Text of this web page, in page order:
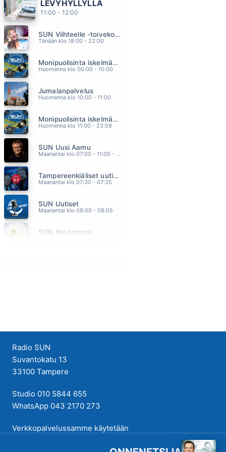
AALLONMURTAJA
MUSTIKKAMAA
MARJANPOIMIJA
LEVYHYLLYLLÄ
11:00 - 12:00
SUN Viihteelle -toivekonsertti
Tänään klo 18:00 - 22:00
Monipuolisinta iskelmää ja parasta poppia
Huomenna klo 00:00 - 10:00
Jumalanpalvelus
Huomenna klo 10:00 - 11:00
Monipuolisinta iskelmää ja parasta poppia
Huomenna klo 11:00 - 23:59
SUN Uusi Aamu
Maanantai klo 07:00 - 11:00 - Studiossa: Kimmo Hoivassilta
Tampereenkiäliset uutiset
Maanantai klo 07:30 - 07:35
SUN Uutiset
Maanantai klo 08:00 - 08:05
SUN Kesästoppi
Radio SUN
Suvantokatu 13
33100 Tampere
Studio 010 5844 655
WhatsApp 043 2170 273
Verkkopalvelussamme käytetään